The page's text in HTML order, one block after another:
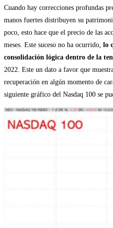
Cuando hay correcciones profundas
manos fuertes distribuyen su
poco, esto hace que el precio de las
meses. Este suceso no ha ocurrido, lo
consolidación lógica dentro de la
2022. Este un dato a favor que
recuperación en algún momento de
siguiente gráfico del Nasdaq 100 se